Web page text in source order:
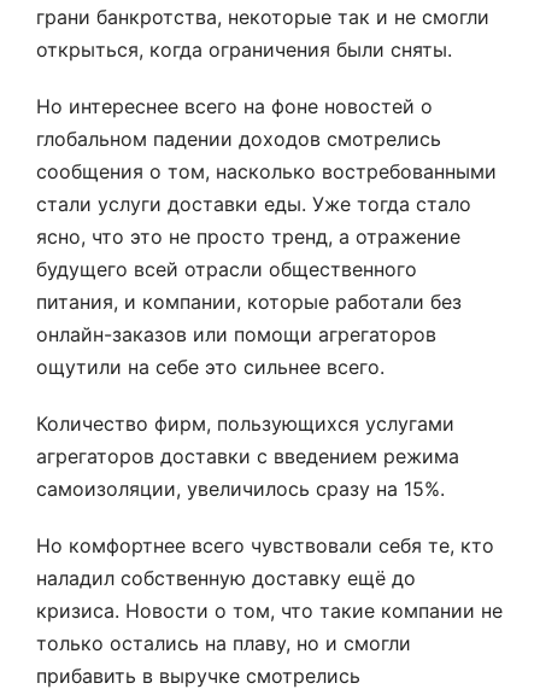
грани банкротства, некоторые так и не смогли
открыться, когда ограничения были сняты.
Но интереснее всего на фоне новостей о
глобальном падении доходов смотрелись
сообщения о том, насколько востребованными
стали услуги доставки еды. Уже тогда стало
ясно, что это не просто тренд, а отражение
будущего всей отрасли общественного
питания, и компании, которые работали без
онлайн-заказов или помощи агрегаторов
ощутили на себе это сильнее всего.
Количество фирм, пользующихся услугами
агрегаторов доставки с введением режима
самоизоляции, увеличилось сразу на 15%.
Но комфортнее всего чувствовали себя те, кто
наладил собственную доставку ещё до
кризиса. Новости о том, что такие компании не
только остались на плаву, но и смогли
прибавить в выручке смотрелись